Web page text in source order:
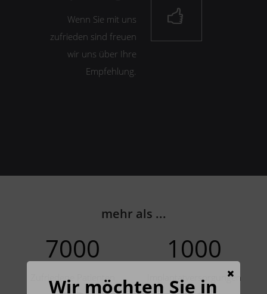
Wenn Sie mit uns
zufrieden sind freuen
wir uns über Ihre
Empfehlung.
mehr als ...
7000
Zufriedene Patienten
1000
Implantatversorgungen
Wir möchten Sie in